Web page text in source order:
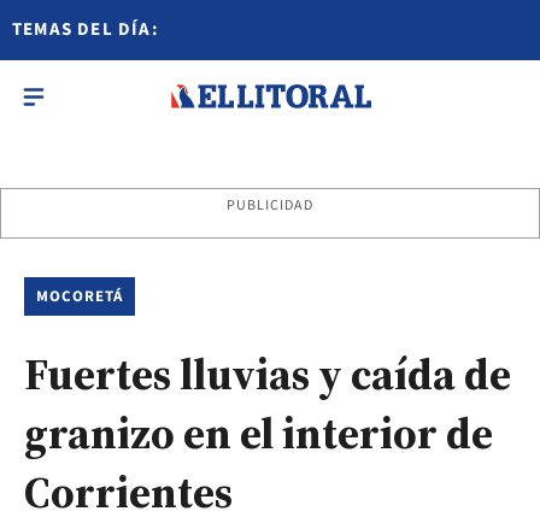
TEMAS DEL DÍA:
PUBLICIDAD
MOCORETÁ
Fuertes lluvias y caída de
granizo en el interior de
Corrientes